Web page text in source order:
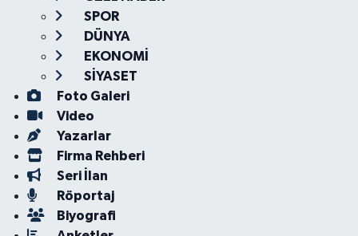
SPOR
DÜNYA
EKONOMİ
SİYASET
Foto Galeri
Video
Yazarlar
Firma Rehberi
Seri İlan
Röportaj
Biyografi